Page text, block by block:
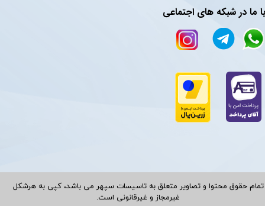
تمام حقوق محتوا و تصاویر متعلق به تاسیسات سپهر می باشد، کپی به هرشکل
غیرمجاز و غیرقانونی است.​​​​​​​
ما در شبکه های اجتماعی